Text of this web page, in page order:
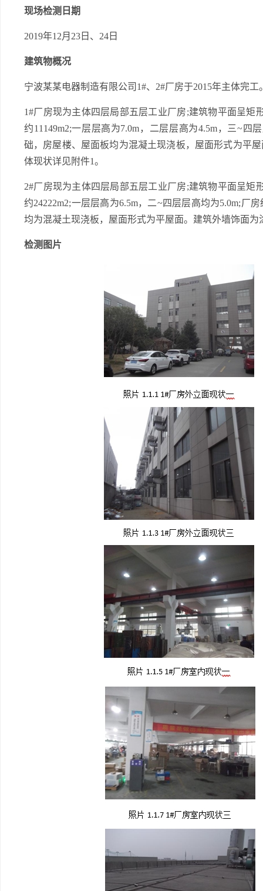
现场检测日期
2019年12月23日、24日
建筑物概况
宁波某某电器制造有限公司1#、2#厂房于2015年主体完工
1#厂房现为主体四层局部五层工业厂房;建筑物平面呈矩
约11149m2;一层层高为7.0m，二层层高为4.5m，三~
础，房屋楼、屋面板均为混凝土现浇板，屋面形式为平
体现状详见附件1。
2#厂房现为主体四层局部五层工业厂房;建筑物平面呈矩
约24222m2;一层层高为6.5m，二~四层层高均为5.0m;厂
均为混凝土现浇板，屋面形式为平屋面。建筑外墙饰面
检测图片